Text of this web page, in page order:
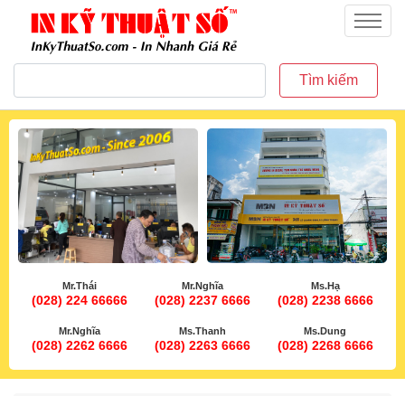
inkythuatso.com
Menu
Tìm kiếm
Mr.Thái
(028) 224 66666
Mr.Nghĩa
(028) 2237 6666
Ms.Hạ
(028) 2238 6666
Mr.Nghĩa
(028) 2262 6666
Ms.Thanh
(028) 2263 6666
Ms.Dung
(028) 2268 6666